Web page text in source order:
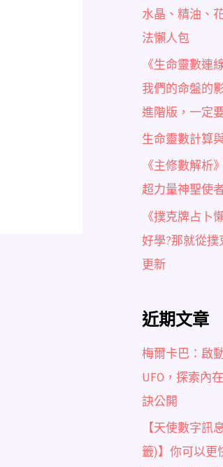
水晶、精油、
法懶人包
《生命靈數連
我們的命盤的
進階版，一定
生命靈數計算
《主修數解析
超力量神聖使
《撲克牌占卜
好學?那就從撲
更新
近期文章
梅爾卡巴：啟
UFO，探索內
訣公開
【天使數字訊
籤)】你可以更